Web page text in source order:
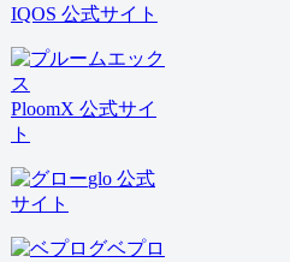
IQOS 公式サイト
PloomX 公式サイ
ト
glo 公式
サイト
ベプロ